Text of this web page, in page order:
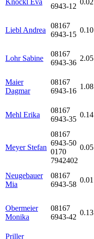
Knöckl Eva
6943-12
0.02
Liebl Andrea
08167
6943-15
0.10
Lohr Sabine
08167
6943-36
2.05
Maier
Dagmar
08167
6943-16
1.08
Mehl Erika
08167
6943-35
0.14
Meyer Stefan
08167
6943-50
0170
7942402
0.05
Neugebauer
Mia
08167
6943-58
0.01
Obermeier
Monika
08167
6943-42
0.13
Priller